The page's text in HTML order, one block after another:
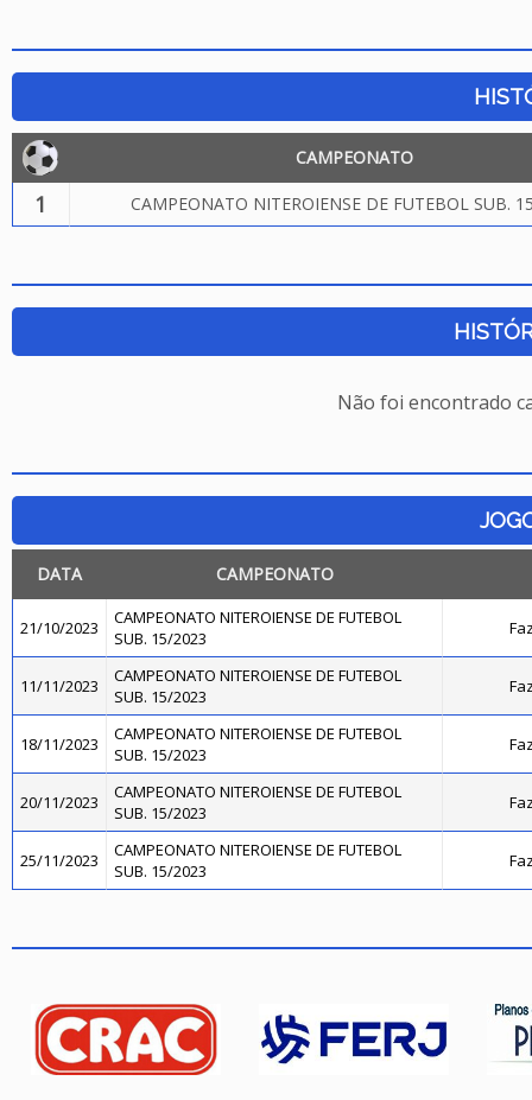
CAMPEONATO
1 CAMPEONATO NITEROIENSE DE FUTEBOL SUB.
Não foi encontrado
DATA CAMPEONATO
21/10/2023
CAMPEONATO NITEROIENSE DE FUTEBOL
SUB. 15/2023
11/11/2023
CAMPEONATO NITEROIENSE DE FUTEBOL
SUB. 15/2023
18/11/2023
CAMPEONATO NITEROIENSE DE FUTEBOL
SUB. 15/2023
20/11/2023
CAMPEONATO NITEROIENSE DE FUTEBOL
SUB. 15/2023
25/11/2023
CAMPEONATO NITEROIENSE DE FUTEBOL
SUB. 15/2023